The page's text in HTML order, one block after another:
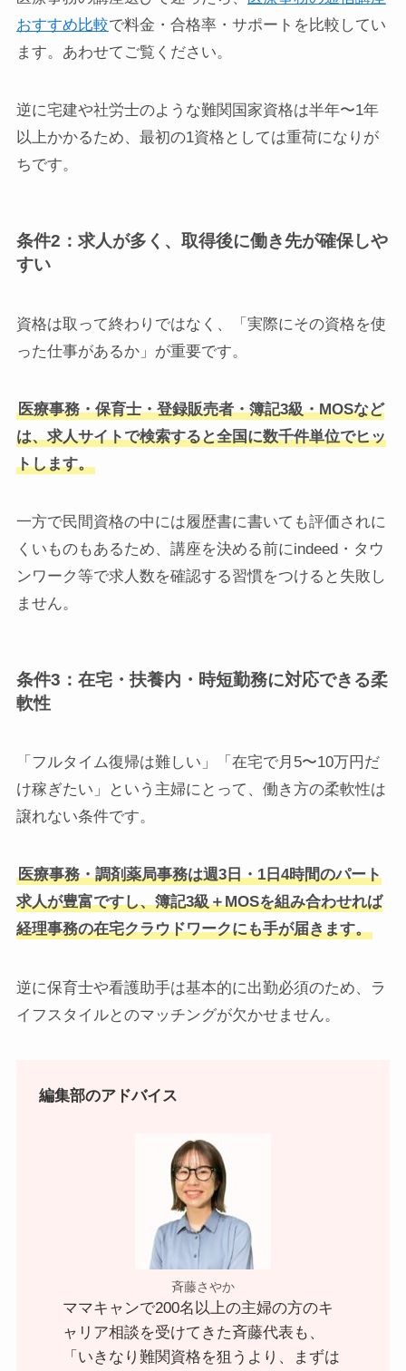
おすすめ比較で料金・合格率・サポートを比較してい
ます。あわせてご覧ください。
逆に宅建や社労士のような難関国家資格は半年〜1年
以上かかるため、最初の1資格としては重荷になりが
ちです。
条件2：求人が多く、取得後に働き先が確保しや
すい
資格は取って終わりではなく、「実際にその資格を使
った仕事があるか」が重要です。
医療事務・保育士・登録販売者・簿記3級・MOSなど
は、求人サイトで検索すると全国に数千件単位でヒッ
トします。
一方で民間資格の中には履歴書に書いても評価されに
くいものもあるため、講座を決める前にindeed・タウ
ンワーク等で求人数を確認する習慣をつけると失敗し
ません。
条件3：在宅・扶養内・時短勤務に対応できる柔
軟性
「フルタイム復帰は難しい」「在宅で月5〜10万円だ
け稼ぎたい」という主婦にとって、働き方の柔軟性は
譲れない条件です。
医療事務・調剤薬局事務は週3日・1日4時間のパート
求人が豊富ですし、簿記3級＋MOSを組み合わせれば
経理事務の在宅クラウドワークにも手が届きます。
逆に保育士や看護助手は基本的に出勤必須のため、ラ
イフスタイルとのマッチングが欠かせません。
編集部のアドバイス
斉藤さやか
ママキャンで200名以上の主婦の方のキ
ャリア相談を受けてきた斉藤代表も、
「いきなり難関資格を狙うより、まずは